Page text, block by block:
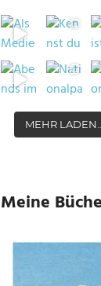
MEHR LADEN…
Meine